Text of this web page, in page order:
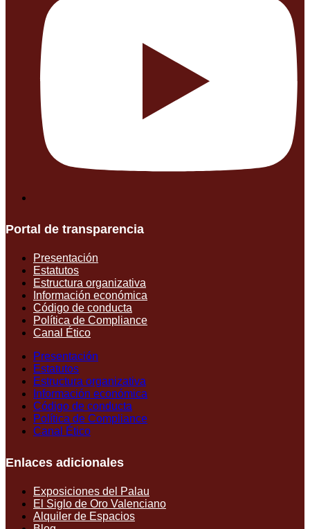
Portal de transparencia
Presentación
Estatutos
Estructura organizativa
Información económica
Código de conducta
Política de Compliance
Canal Ético
Presentación
Estatutos
Estructura organizativa
Información económica
Código de conducta
Política de Compliance
Canal Ético
Enlaces adicionales
Exposiciones del Palau
El Siglo de Oro Valenciano
Alquiler de Espacios